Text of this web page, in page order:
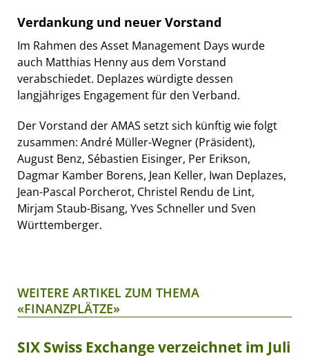
Verdankung und neuer Vorstand
Im Rahmen des Asset Management Days wurde
auch Matthias Henny aus dem Vorstand
verabschiedet. Deplazes würdigte dessen
langjähriges Engagement für den Verband.
Der Vorstand der AMAS setzt sich künftig wie folgt
zusammen: André Müller-Wegner (Präsident),
August Benz, Sébastien Eisinger, Per Erikson,
Dagmar Kamber Borens, Jean Keller, Iwan Deplazes,
Jean-Pascal Porcherot, Christel Rendu de Lint,
Mirjam Staub-Bisang, Yves Schneller und Sven
Württemberger.
WEITERE ARTIKEL ZUM THEMA
«FINANZPLÄTZE»
SIX Swiss Exchange verzeichnet im Juli